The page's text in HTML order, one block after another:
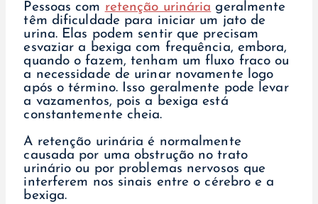
Pessoas com retenção urinária geralmente
têm dificuldade para iniciar um jato de
urina. Elas podem sentir que precisam
esvaziar a bexiga com frequência, embora,
quando o fazem, tenham um fluxo fraco ou
a necessidade de urinar novamente logo
após o término. Isso geralmente pode levar
a vazamentos, pois a bexiga está
constantemente cheia.
A retenção urinária é normalmente
causada por uma obstrução no trato
urinário ou por problemas nervosos que
interferem nos sinais entre o cérebro e a
bexiga.